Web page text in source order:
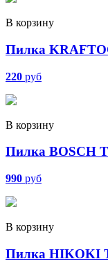
В корзину
Пилка
220 руб
В корзину
Пилка BOSCH
990 руб
В корзину
Пилка HIKOKI